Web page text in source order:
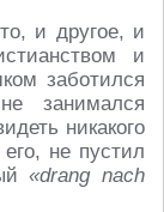
и другое, и
и
заботился
занимался
никакого
не пустил
«drang nach